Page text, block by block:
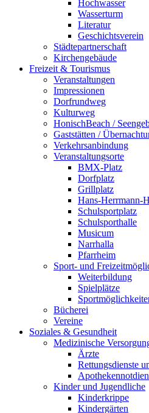
Hochwasser
Wasserturm
Literatur
Geschichtsverein
Städtepartnerschaft
Kirchengebäude
Freizeit & Tourismus
Veranstaltungen
Impressionen
Dorfrundweg
Kulturweg
HonischBeach /
Gaststätten /
Verkehrsanbindung
Veranstaltungsorte
BMX-Platz
Dorfplatz
Grillplatz
Hans-Herrmann-
Schulsportplatz
Schulsporthalle
Musicum
Narrhalla
Pfarrheim
Sport- und
Weiterbildung
Spielplätze
Bücherei
Vereine
Soziales & Gesundheit
Medizinische
Ärzte
Rettungsdienste
Kinder und Jugendliche
Kinderkrippe
Kindergärten